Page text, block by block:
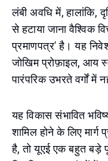
लंबी अवधि में,
से हटाया जाना वैश्विक
प्रमाणपत्र' है। यह
जोखिम प्रोफ़ाइल, आय
पारंपरिक उभरते वर्गों में
यह विकास संभावित
शामिल होने के लिए
है, तो यूएई एक बहुत बड़े